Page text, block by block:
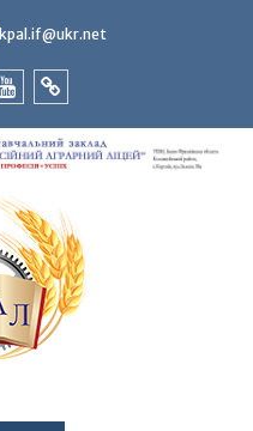
kpal.if@ukr.net
Tok